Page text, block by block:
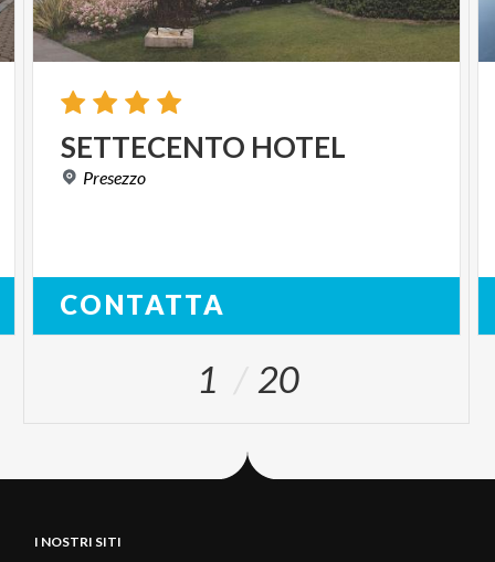
SETTECENTO HOTEL
Presezzo
CONTATTA
1 20
I NOSTRI SITI